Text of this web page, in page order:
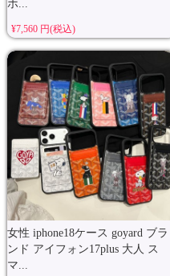
ホ...
¥7,560 円(税込)
女性 iphone18ケース goyard ブラ
ンド アイフォン17plus 大人 ス
マ...